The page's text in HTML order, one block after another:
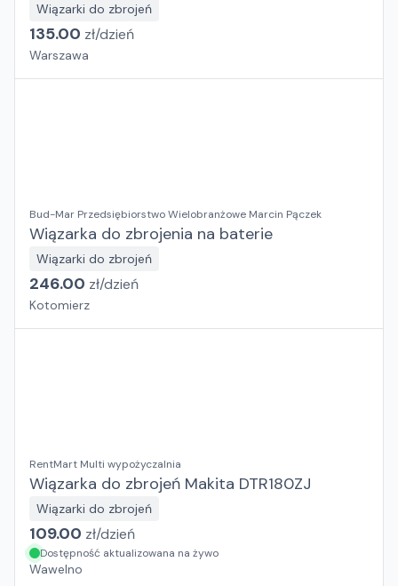
Wiązarki do zbrojeń
135.00 zł/dzień
Warszawa
Bud-Mar Przedsiębiorstwo Wielobranżowe Marcin Pączek
Wiązarka do zbrojenia na baterie
Wiązarki do zbrojeń
246.00 zł/dzień
Kotomierz
RentMart Multi wypożyczalnia
Wiązarka do zbrojeń Makita DTR180ZJ
Wiązarki do zbrojeń
109.00 zł/dzień
Dostępność aktualizowana na żywo
Wawelno